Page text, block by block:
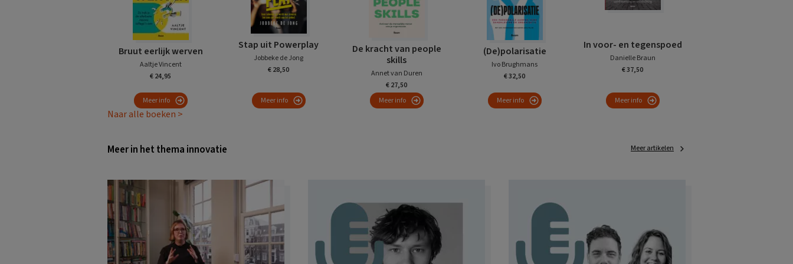
Bruut eerlijk werven
Aaltje Vincent
€ 24,95
Meer info
Stap uit Powerplay
Jobbeke de Jong
€ 28,50
Meer info
De kracht van people
skills
Annet van Duren
€ 27,50
Meer info
(De)polarisatie
Ivo Brughmans
€ 32,50
Meer info
In voor- en tegenspoed
Danielle Braun
€ 37,50
Meer info
Naar alle boeken >
Meer in het thema innovatie Meer artikelen